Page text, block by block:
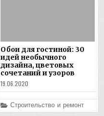
Обои для гостиной: 30
идей необычного
дизайна, цветовых
сочетаний и узоров
19.06.2020
Posted
in
Строительство и ремонт